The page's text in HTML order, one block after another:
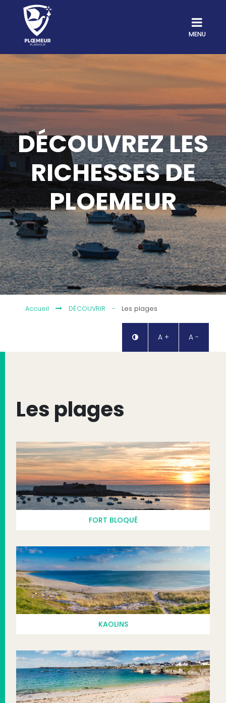
MENU
DÉCOUVREZ LES
RICHESSES DE
PLOEMEUR
Accueil DÉCOUVRIR - Les plages
A + A -
Les plages
FORT BLOQUÉ
KAOLINS